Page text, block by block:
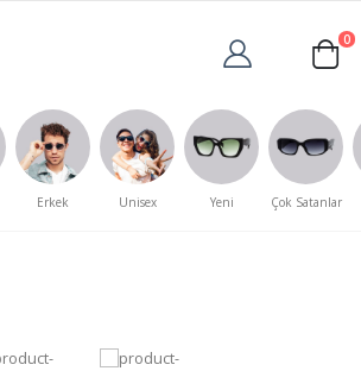
0
Erkek Unisex Yeni Çok Satanlar